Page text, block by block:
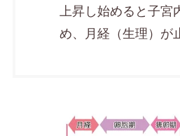
上昇し始めると子宮
め、月経（生理）が